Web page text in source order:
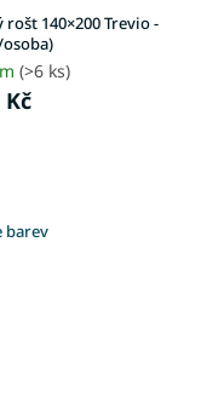
rošt 140×200 Trevio -
(>6 ks)
Kč
barev